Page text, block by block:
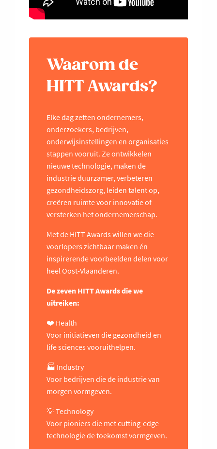
Waarom de
HITT Awards?
Elke dag zetten ondernemers,
onderzoekers, bedrijven,
onderwijsinstellingen en organisaties
stappen vooruit. Ze ontwikkelen
nieuwe technologie, maken de
industrie duurzamer, verbeteren
gezondheidszorg, leiden talent op,
creëren ruimte voor innovatie of
versterken het ondernemerschap.
Met de HITT Awards willen we die
voorlopers zichtbaar maken én
inspirerende voorbeelden delen voor
heel Oost-Vlaanderen.
De zeven HITT Awards die we
uitreiken:
❤️ Health
Voor initiatieven die gezondheid en
life sciences vooruithelpen.
🏭 Industry
Voor bedrijven die de industrie van
morgen vormgeven.
💡 Technology
Voor pioniers die met cutting-edge
technologie de toekomst vormgeven.